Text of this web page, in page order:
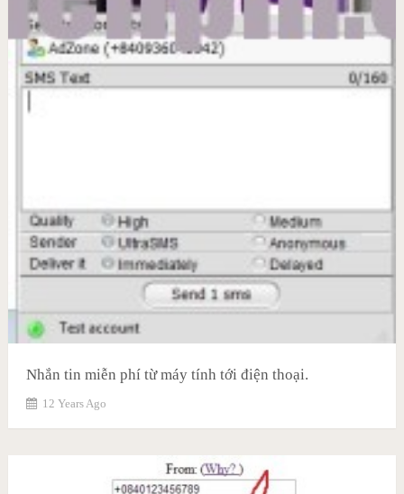
Nhắn tin miễn phí từ máy tính tới điện thoại.
12 Years Ago